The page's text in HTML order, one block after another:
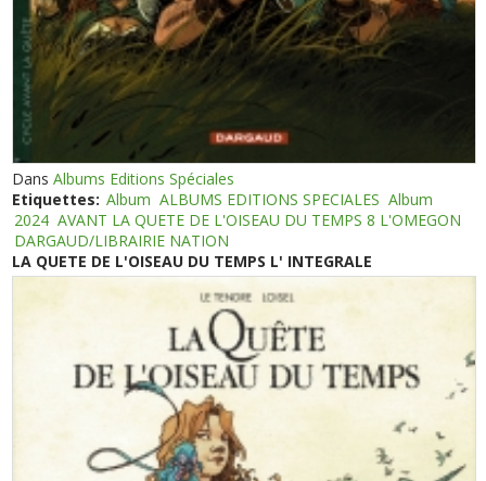
DansAlbums Editions Spéciales
Etiquettes: Album ALBUMS EDITIONS SPECIALES Album
2024 AVANT LA QUETE DE L'OISEAU DU TEMPS 8 L'OMEGON
DARGAUD/LIBRAIRIE NATION
LA QUETE DE L'OISEAU DU TEMPS L' INTEGRALE